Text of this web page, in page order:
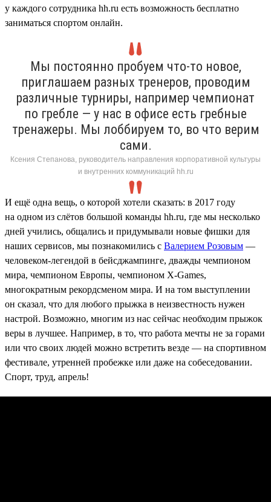
у каждого сотрудника hh.ru есть возможность бесплатно
заниматься спортом онлайн.
Мы постоянно пробуем что-то новое,
приглашаем разных тренеров, проводим
различные турниры, например чемпионат
по гребле — у нас в офисе есть гребные
тренажеры. Мы лоббируем то, во что верим
сами.
Ксения Степанова, руководитель направления корпоративной культуры
и внутренних коммуникаций hh.ru
И ещё одна вещь, о которой хотели сказать: в 2017 году
на одном из слётов большой команды hh.ru, где мы несколько
дней учились, общались и придумывали новые фишки для
наших сервисов, мы познакомились с Валерием Розовым —
человеком-легендой в бейсджампинге, дважды чемпионом
мира, чемпионом Европы, чемпионом X-Games,
многократным рекордсменом мира. И на том выступлении
он сказал, что для любого прыжка в неизвестность нужен
настрой. Возможно, многим из нас сейчас необходим прыжок
веры в лучшее. Например, в то, что работа мечты не за горами
или что своих людей можно встретить везде — на спортивном
фестивале, утренней пробежке или даже на собеседовании.
Спорт, труд, апрель!